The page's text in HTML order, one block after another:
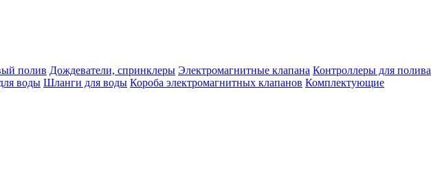
полив Дождеватели, спринклеры Электромагнитные клапана Контроллеры для полива
воды Шланги для воды Короба электромагнитных клапанов Комплектующие